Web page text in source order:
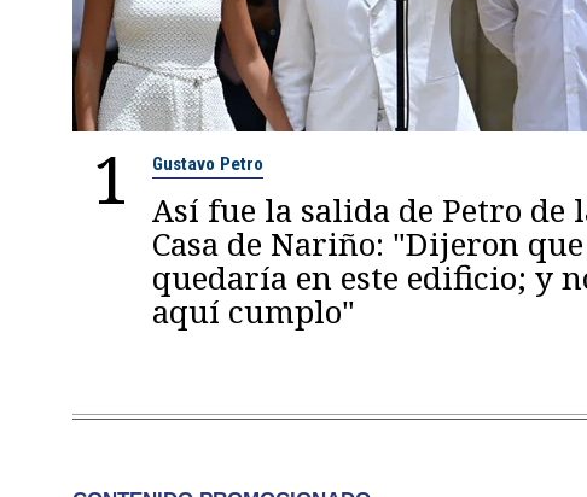
1 Gustavo Petro
Así fue la salida de Petro de
Casa de Nariño: "Dijeron
quedaría en este edificio; y
aquí cumplo"